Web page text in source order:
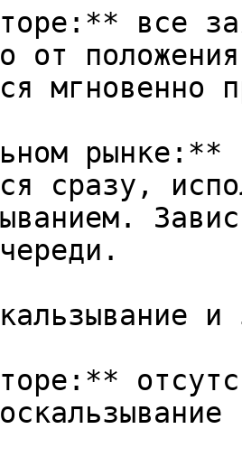
все
от
мгновенно
рынке:**
сразу,
и